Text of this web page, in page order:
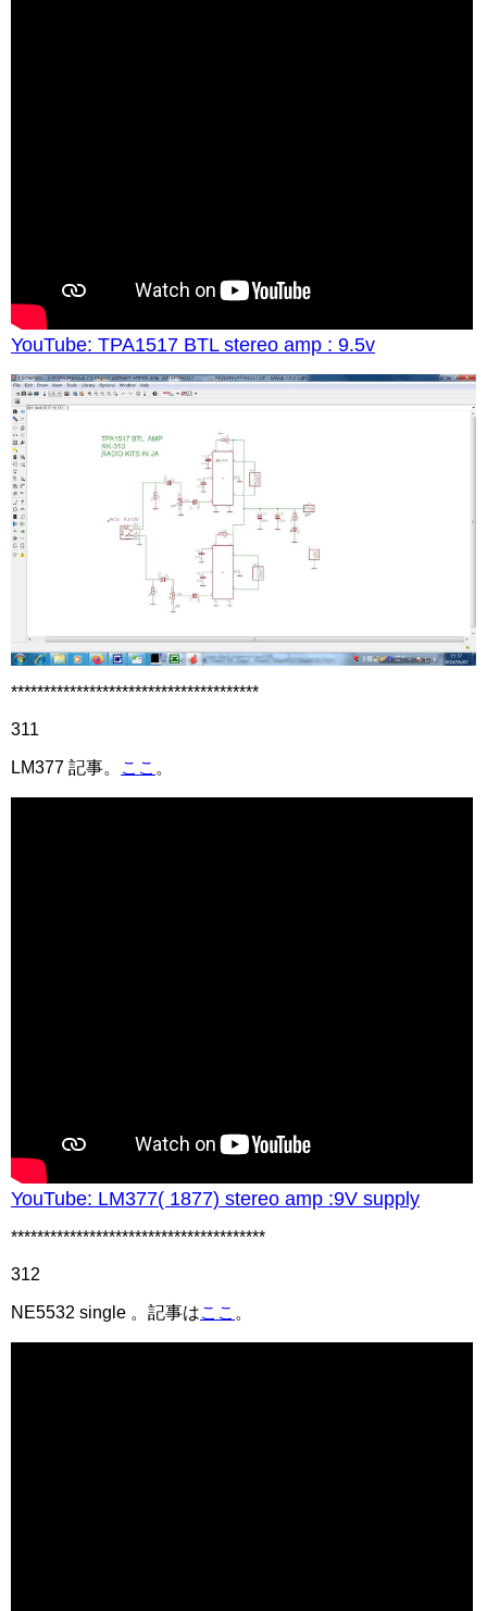
YouTube: TPA1517 BTL stereo amp : 9.5v
**************************************
311
LM377 記事。 ここ 。
YouTube: LM377( 1877) stereo amp :9V supply
***************************************
312
NE5532 single 。記事はここ 。